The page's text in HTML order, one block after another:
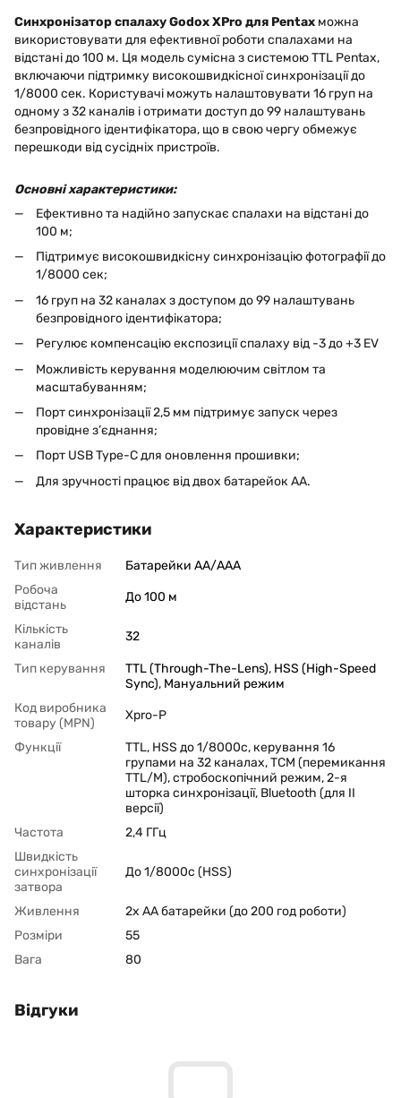
Синхронізатор спалаху Godox XPro для Pentax можна
використовувати для ефективної роботи спалахами на
відстані до 100 м. Ця модель сумісна з системою TTL Pentax,
включаючи підтримку високошвидкісної синхронізації до
1/8000 сек. Користувачі можуть налаштовувати 16 груп на
одному з 32 каналів і отримати доступ до 99 налаштувань
безпровідного ідентифікатора, що в свою чергу обмежує
перешкоди від сусідніх пристроїв.
Основні характеристики:
Ефективно та надійно запускає спалахи на відстані до
100 м;
Підтримує високошвидкісну синхронізацію фотографії до
1/8000 сек;
16 груп на 32 каналах з доступом до 99 налаштувань
безпровідного ідентифікатора;
Регулює компенсацію експозиції спалаху від -3 до +3 EV
Можливість керування моделюючим світлом та
масштабуванням;
Порт синхронізації 2,5 мм підтримує запуск через
провідне з’єднання;
Порт USB Type-C для оновлення прошивки;
Для зручності працює від двох батарейок АА.
Характеристики
Тип живлення
Батарейки АА/ААА
Робоча
відстань
До 100 м
Кількість
каналів
32
Тип керування TTL (Through-The-Lens), HSS (High-Speed
Sync), Мануальний режим
Код виробника
товару (MPN)
Xpro-P
Функції
TTL, HSS до 1/8000с, керування 16
групами на 32 каналах, TCM (перемикання
TTL/M), стробоскопічний режим, 2-я
шторка синхронізації, Bluetooth (для II
версії)
Частота
2,4 ГГц
Швидкість
синхронізації
затвора
До 1/8000с (HSS)
Живлення
2x AA батарейки (до 200 год роботи)
Розміри
55
Вага
80
Відгуки